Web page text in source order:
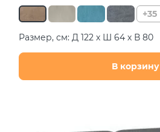
+35
Размер, см: Д 122 х Ш 64 х В 80
В корзину